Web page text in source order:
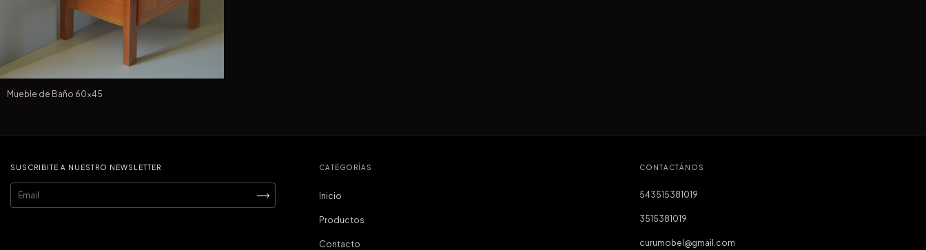
Mueble de Baño 60x45
SUSCRIBITE A NUESTRO NEWSLETTER CATEGORÍAS
Inicio
Productos
Contacto
CONTACTÁNOS
543515381019
3515381019
curumobel@gmail.com